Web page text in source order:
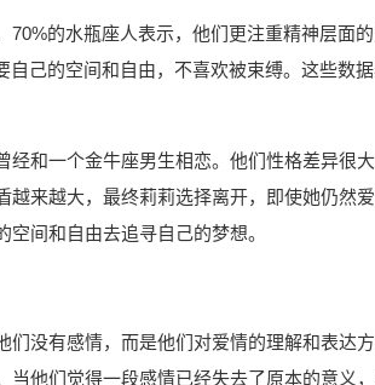
70%的水瓶座人表示，他们更注重精神层面
自己的空间和自由，不喜欢被束缚。这些数
经和一个金牛座男生相恋。他们性格差异很
越来越大，最终莉莉选择离开，即使她仍然
间和自由去追寻自己的梦想。
们没有感情，而是他们对爱情的理解和表达
他们觉得一段感情已经失去了原本的意义